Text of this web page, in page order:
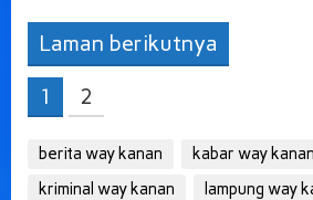
Laman berikutnya
1
2
berita way kanan
kabar way kanan
kriminal way kanan
lampung way